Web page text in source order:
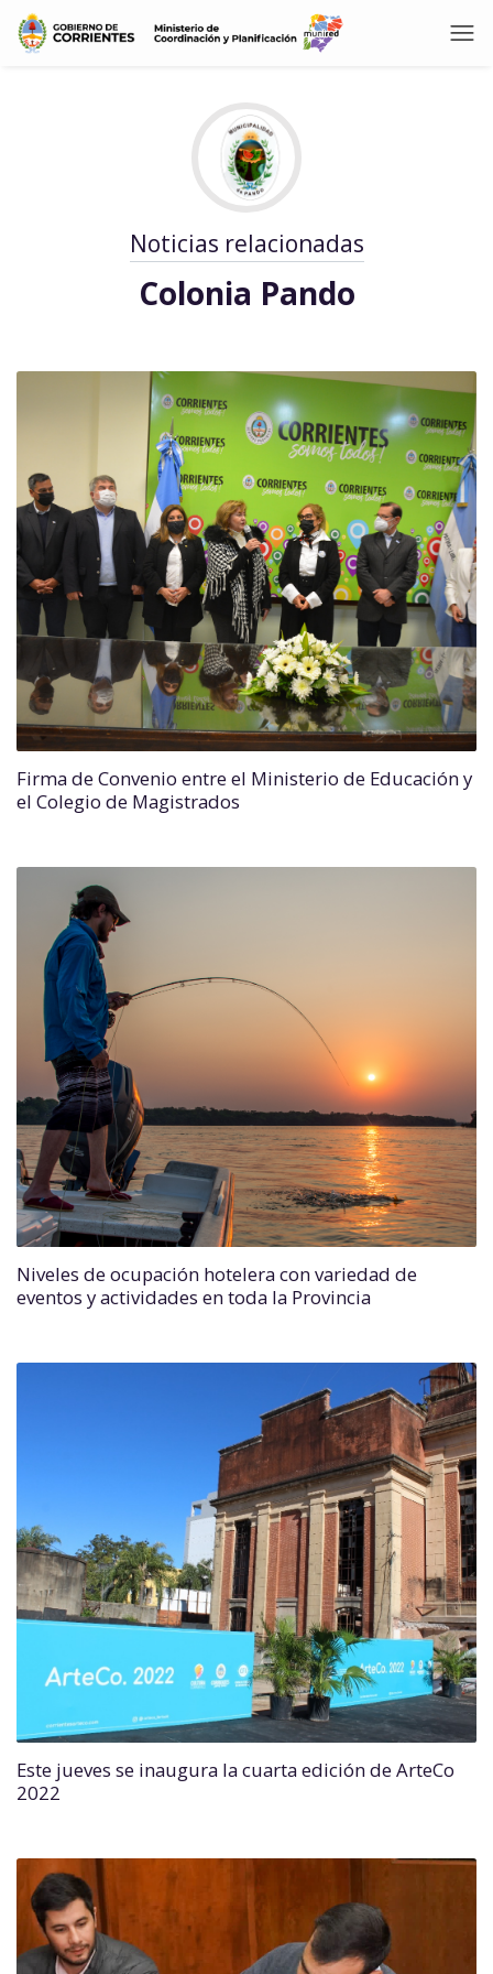
Noticias relacionadas
Colonia Pando
Firma de Convenio entre el Ministerio de Educación y
el Colegio de Magistrados
Niveles de ocupación hotelera con variedad de
eventos y actividades en toda la Provincia
Este jueves se inaugura la cuarta edición de ArteCo
2022